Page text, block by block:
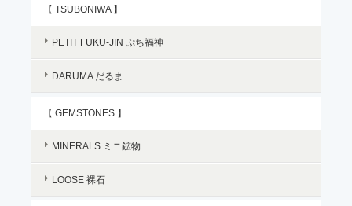
【 TSUBONIWA 】
PETIT FUKU-JIN ぷち福神
DARUMA だるま
【 GEMSTONES 】
MINERALS ミニ鉱物
LOOSE 裸石